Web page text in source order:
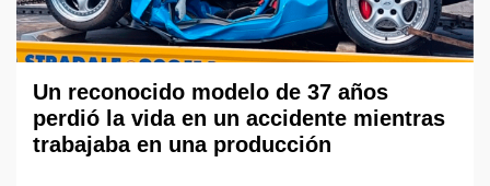
Un reconocido modelo de 37 años
perdió la vida en un accidente mientras
trabajaba en una producción